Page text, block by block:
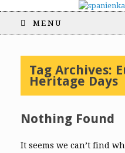
MENU
Tag Archives:
Heritage Days
Nothing Found
It seems we can’t find